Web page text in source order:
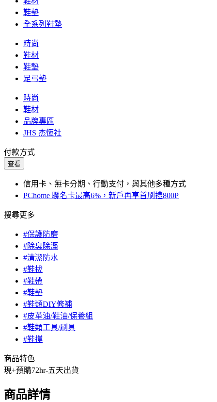
鞋墊
全系列鞋墊
時尚
鞋材
鞋墊
足弓墊
時尚
鞋材
品牌專區
JHS 杰恆社
付款方式
查看
信用卡、無卡分期、行動支付，與其他多種方式
PChome 聯名卡最高6%，新戶再享首刷禮800P
搜尋更多
#保護防磨
#除臭除溼
#清潔防水
#鞋拔
#鞋帶
#鞋墊
#鞋類DIY修補
#皮革油/鞋油/保養組
#鞋類工具/刷具
#鞋撐
商品特色
現+預購72hr-五天出貨
商品詳情